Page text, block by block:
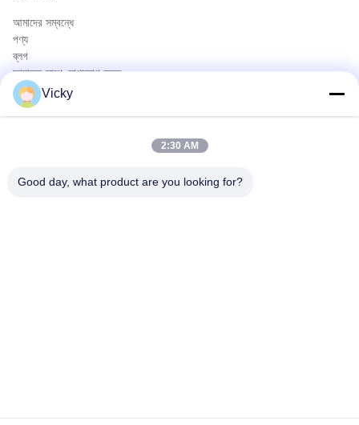
আমাদের সম্বন্ধে
পণ্য
ব্লগ
আমাদের সাথে যোগাযোগ করুন
পণ্য
তেল ও গ্যাস ট্রাক
নির্মাণ ট্রাক
Vicky
2:30 AM
Good day, what product are you looking for?